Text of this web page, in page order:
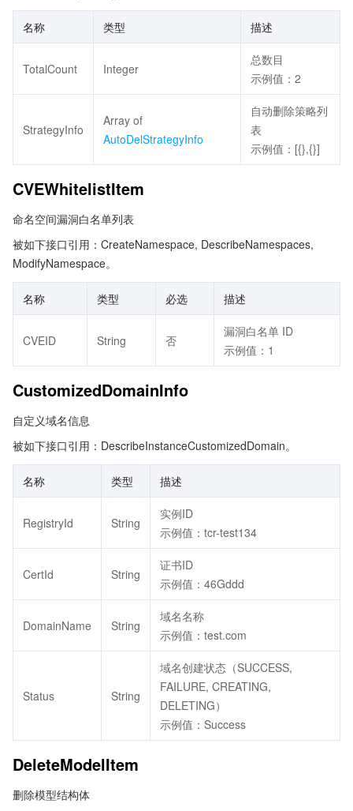
名称 类型 描述
TotalCount Integer
总数目
示例值：2
StrategyInfo
Array of
AutoDelStrategyInfo
自动删除策略列
表
示例值：[{},{}]
CVEWhitelistItem
命名空间漏洞白名单列表
被如下接口引用：CreateNamespace, DescribeNamespaces,
ModifyNamespace。
名称 类型 必选 描述
CVEID String 否
漏洞白名单 ID
示例值：1
CustomizedDomainInfo
自定义域名信息
被如下接口引用：DescribeInstanceCustomizedDomain。
名称 类型 描述
RegistryId String
实例ID
示例值：tcr-test134
CertId String
证书ID
示例值：46Gddd
DomainName String
域名名称
示例值：test.com
Status String
域名创建状态（SUCCESS,
FAILURE, CREATING,
DELETING）
示例值：Success
DeleteModelItem
删除模型结构体